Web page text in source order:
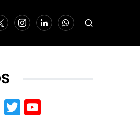
LinkedIn
Twitter